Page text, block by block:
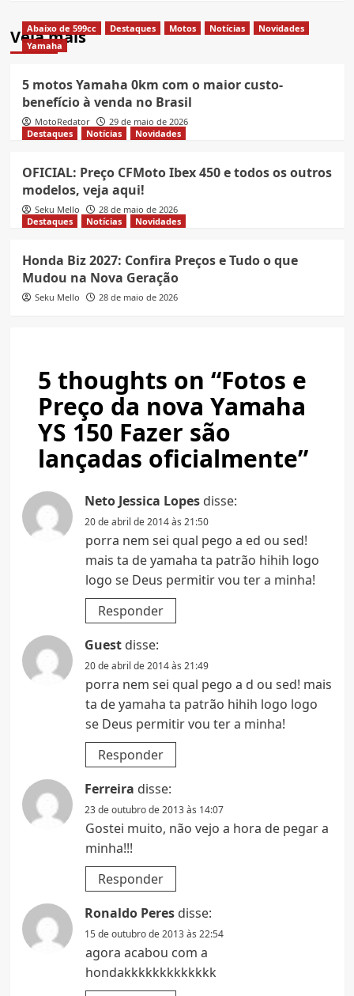
Veja mais
Abaixo de 599cc Destaques Motos Notícias
Novidades
Yamaha
5 motos Yamaha 0km com o maior custo-
benefício à venda no Brasil
MotoRedator
29 de maio de 2026
Destaques
Notícias Novidades
OFICIAL: Preço CFMoto Ibex 450 e todos os outros
modelos, veja aqui!
Seku Mello
28 de maio de 2026
Destaques
Notícias Novidades
Honda Biz 2027: Confira Preços e Tudo o que
Mudou na Nova Geração
Seku Mello 28 de maio de 2026
5 thoughts on “Fotos e
Preço da nova Yamaha
YS 150 Fazer são
lançadas oficialmente”
Neto Jessica Lopes disse:
20 de abril de 2014 às 21:50
porra nem sei qual pego a ed ou sed!
mais ta de yamaha ta patrão hihih logo
logo se Deus permitir vou ter a minha!
Responder
Guest disse:
20 de abril de 2014 às 21:49
porra nem sei qual pego a d ou sed! mais
ta de yamaha ta patrão hihih logo logo
se Deus permitir vou ter a minha!
Responder
Ferreira disse:
23 de outubro de 2013 às 14:07
Gostei muito, não vejo a hora de pegar a
minha!!!
Responder
Ronaldo Peres disse:
15 de outubro de 2013 às 22:54
agora acabou com a
hondakkkkkkkkkkkkk